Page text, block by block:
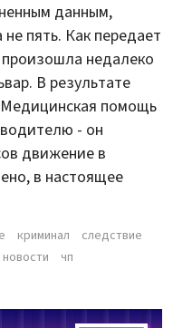
данным,
пять. Как передает
недалеко
В результате
помощь
- он
движение в
в настоящее
криминал
следствие
новости чп